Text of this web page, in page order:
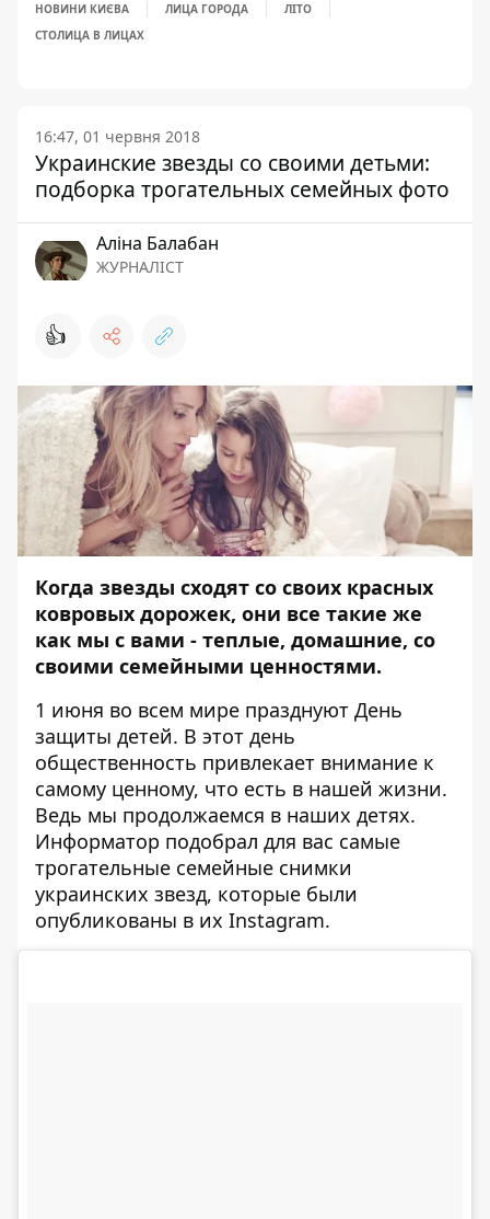
НОВИНИ КИЄВА ЛИЦА ГОРОДА
ЛІТО
СТОЛИЦА В ЛИЦАХ
16:47, 01 червня 2018
Украинские звезды со своими детьми:
подборка трогательных семейных фото
Аліна Балабан
ЖУРНАЛІСТ
👍
Когда звезды сходят со своих красных
ковровых дорожек, они все такие же
как мы с вами - теплые, домашние, со
своими семейными ценностями.
1 июня во всем мире празднуют День
защиты детей. В этот день
общественность привлекает внимание к
самому ценному, что есть в нашей жизни.
Ведь мы продолжаемся в наших детях.
Информатор подобрал для вас самые
трогательные семейные снимки
украинских звезд, которые были
опубликованы в их Instagram.